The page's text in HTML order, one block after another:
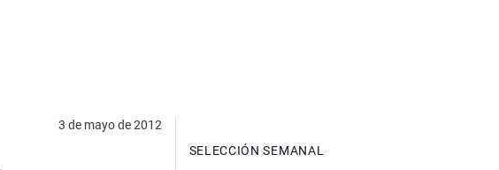
3 de mayo de 2012
SELECCIÓN SEMANAL